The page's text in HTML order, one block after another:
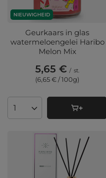
NIEUWIGHEID
Geurkaars in glas
watermeloengelei Haribo
Melon Mix
5,65 € / st.
(6,65 € / 100g)
Aantal producten